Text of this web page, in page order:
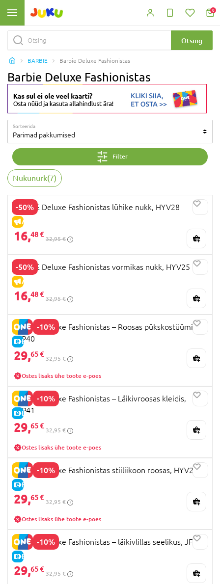
0
Otsing
BARBIE Barbie Deluxe Fashionistas
Barbie Deluxe Fashionistas
Sorteerida
Parimad pakkumised
Filter
Nukunurk(7)
-50%
ALLAHINDLUS
BARBIE Deluxe Fashionistas lühike nukk, HYV28
16,48 €
32,95 €
-50%
ALLAHINDLUS
BARBIE Deluxe Fashionistas vormikas nukk, HYV25
16,48 €
32,95 €
-10%
E-HIND
BARBIE Deluxe Fashionistas – Roosas pükskostüümis,
JFP40
29,65 €
32,95 €
Ostes lisaks ühe toote e-poes
-10%
E-HIND
BARBIE Deluxe Fashionistas – Läikivroosas kleidis,
JFP41
29,65 €
32,95 €
Ostes lisaks ühe toote e-poes
-10%
E-HIND
BARBIE Deluxe Fashionistas stiiliikoon roosas, HYV27
29,65 €
32,95 €
Ostes lisaks ühe toote e-poes
-10%
E-HIND
BARBIE Deluxe Fashionistas – läikivlillas seelikus, JFP42
29,65 €
32,95 €